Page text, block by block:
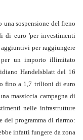
sospensione del freno
di euro 'per investimenti
per raggiungere
un importo illimitato
Handelsblatt del 16
fino a 1,7 trilioni di euro
massiccia campagna di
nelle infrastrutture
del programma di riarmo:
infatti fungere da zona